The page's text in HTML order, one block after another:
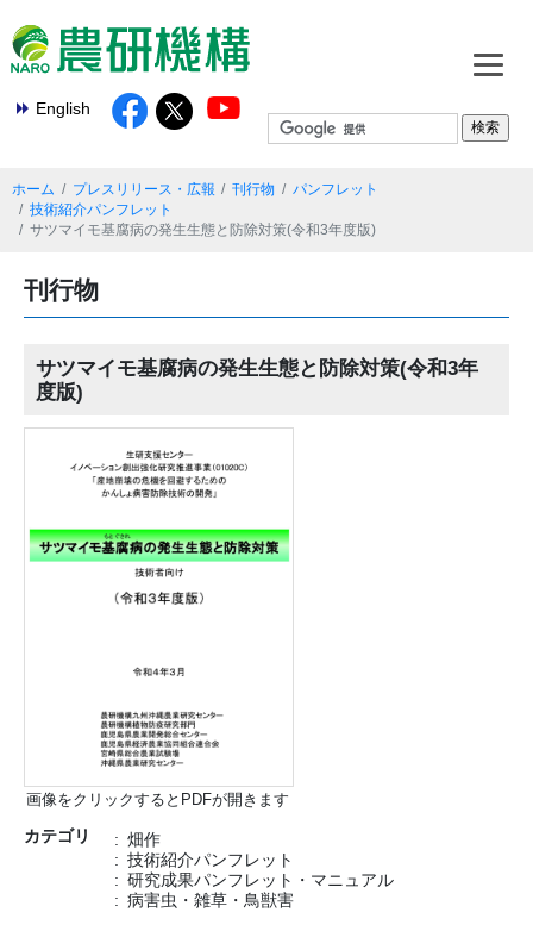
English
ホーム プレスリリース・広報 刊行物
パンフレット
技術紹介パンフレット
サツマイモ基腐病の発生生態と防除対策(令和3年度版)
刊行物
サツマイモ基腐病の発生生態と防除対策(令和3年
度版)
画像をクリックするとPDFが開きます
カテゴリ
畑作
技術紹介パンフレット
研究成果パンフレット・マニュアル
病害虫・雑草・鳥獣害